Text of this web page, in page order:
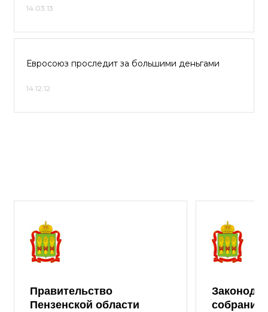
14.03.13
Евросоюз проследит за большими деньгами
14.12.12
Правительство
Пензенской области
собрание